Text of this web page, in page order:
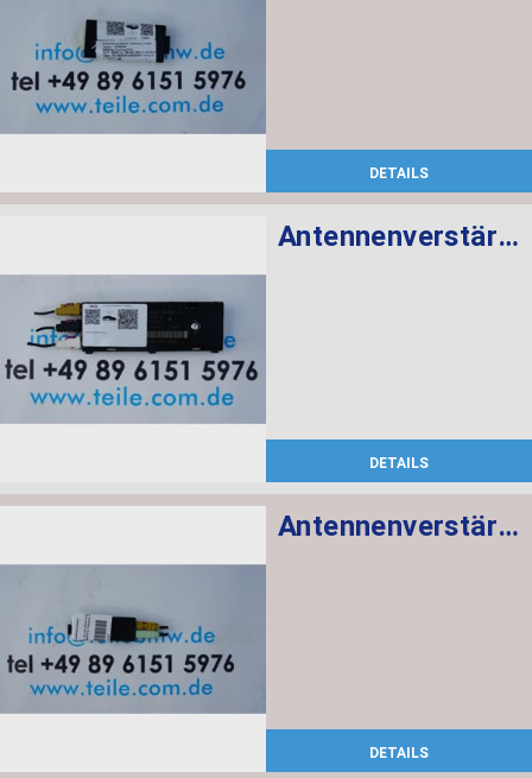
DETAILS
Antennenverstärker Diversity
DETAILS
Antennenverstärker Diversity
DETAILS